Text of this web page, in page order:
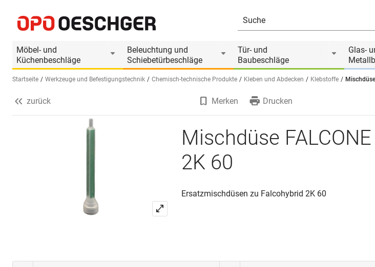
Möbel- und
Küchenbeschläge
Beleuchtung und
Schiebetürbeschläge
Tür- und
Baubeschläge
Glas-
Sprache wählen (DE)
Startseite Werkzeuge und Befestigungstechnik Chemisch-technische Produkte Kleben und Abdecken Klebstoffe
Produktinformationen
Produkt ist Zubehör von
zurück Merken Drucken
Mischdüse
2K 60
Ersatzmischdüsen zu Falcohybrid 2K 60